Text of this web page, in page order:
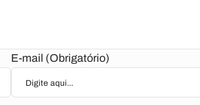
E-mail (Obrigatório)